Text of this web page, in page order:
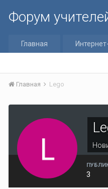
Форум
Главная
Главная Lego
3